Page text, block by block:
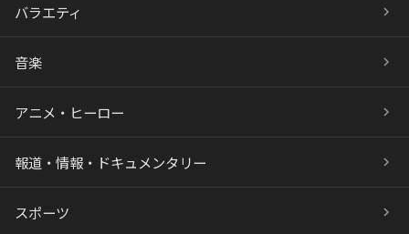
バラエティ
音楽
アニメ・ヒーロー
報道・情報・ドキュメンタリー
スポーツ